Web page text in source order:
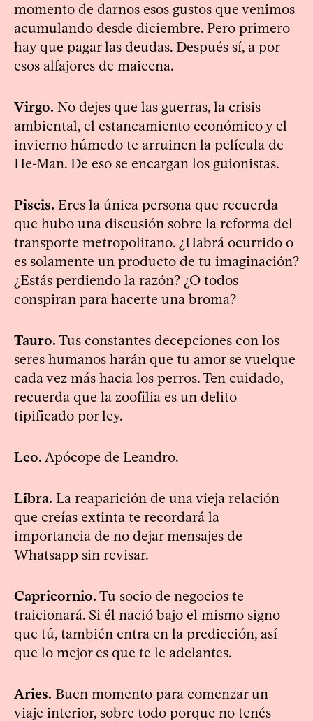
momento de darnos esos gustos que venimos
acumulando desde diciembre. Pero primero
hay que pagar las deudas. Después sí, a por
esos alfajores de maicena.
Virgo. No dejes que las guerras, la crisis
ambiental, el estancamiento económico y el
invierno húmedo te arruinen la película de
He-Man. De eso se encargan los guionistas.
Piscis. Eres la única persona que recuerda
que hubo una discusión sobre la reforma del
transporte metropolitano. ¿Habrá ocurrido o
es solamente un producto de tu imaginación?
¿Estás perdiendo la razón? ¿O todos
conspiran para hacerte una broma?
Tauro. Tus constantes decepciones con los
seres humanos harán que tu amor se vuelque
cada vez más hacia los perros. Ten cuidado,
recuerda que la zoofilia es un delito
tipificado por ley.
Leo. Apócope de Leandro.
Libra. La reaparición de una vieja relación
que creías extinta te recordará la
importancia de no dejar mensajes de
Whatsapp sin revisar.
Capricornio. Tu socio de negocios te
traicionará. Si él nació bajo el mismo signo
que tú, también entra en la predicción, así
que lo mejor es que te le adelantes.
Aries. Buen momento para comenzar un
viaje interior, sobre todo porque no tenés